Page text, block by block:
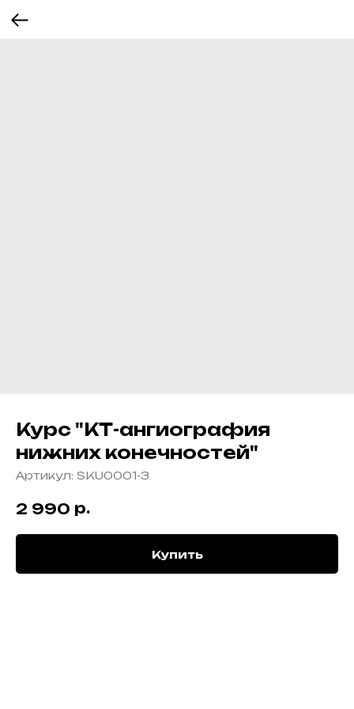
Курс "КТ-ангиография
нижних конечностей"
Артикул: SKU0001-3
2 990 р.
Купить